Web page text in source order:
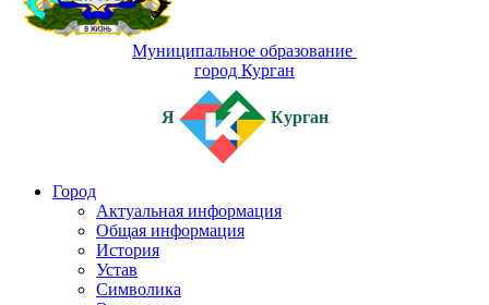
Муниципальное образование
город Курган
Я Курган
Город
Актуальная информация
Общая информация
История
Устав
Символика